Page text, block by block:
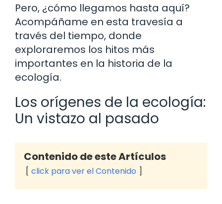
Pero, ¿cómo llegamos hasta aquí?
Acompáñame en esta travesía a
través del tiempo, donde
exploraremos los hitos más
importantes en la historia de la
ecología.
Los orígenes de la ecología:
Un vistazo al pasado
Contenido de este Artículos
click para ver el Contenido